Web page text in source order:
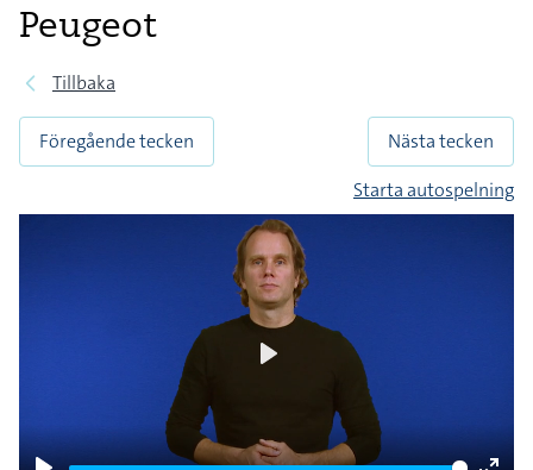
Peugeot
Tillbaka
Föregående tecken
Nästa tecken
Starta autospelning